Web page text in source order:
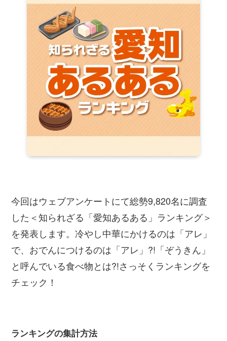
今回はウェブアンケートにて総勢9,820名に調査
した＜知られざる「愛知あるある」ランキング＞
を発表します。冷やし中華にかけるのは「アレ」
で、おでんにつけるのは「アレ」?!「ぞうきん」
と呼んでいる食べ物とは?!さっそくランキングを
チェック！
ランキングの集計方法